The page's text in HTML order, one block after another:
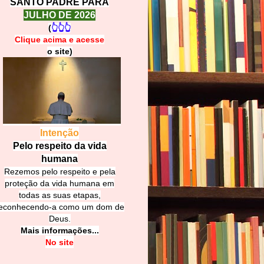
SANTO PADRE PARA
JULHO DE 2026
(👆👆👆
Clique acima e acesse
o site)
Intenção
Pelo respeito da vida
humana
Rezemos pelo respeito e pela
proteção da vida humana em
todas as suas etapas,
a como um dom de
Deus.
Mais informações...
No site